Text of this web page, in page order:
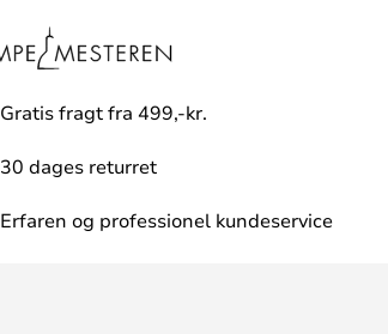
Gratis fragt fra 499,-kr.
30 dages returret
Erfaren og professionel kundeservice